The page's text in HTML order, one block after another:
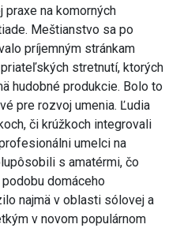
na komorných
Meštianstvo sa po
príjemným stránkam
stretnutí, ktorých
hudobné produkcie. Bolo to
pre rozvoj umenia. Ľudia
či krúžkoch integrovali
umelci na
s amatérmi, čo
domáceho
najmä v oblasti sólovej a
v novom populárnom